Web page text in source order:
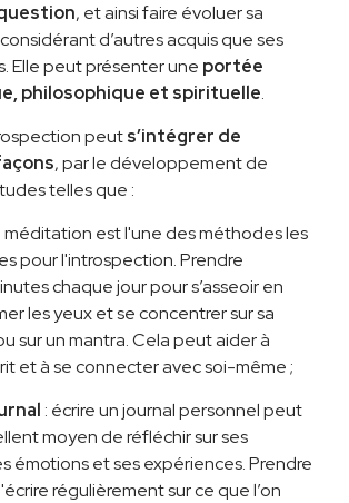
, et ainsi faire évoluer sa
d’autres acquis que ses
Elle peut présenter une portée
philosophique et spirituelle.
peuts’intégrer de
, par le développement de
telles que :
méditation est l'une des méthodes les
pour l'introspection. Prendre
chaque jour pour s’asseoir en
les yeux et se concentrer sur sa
sur un mantra. Cela peut aider à
et à se connecter avec soi-même ;
: écrire un journal personnel peut
moyen de réfléchir sur ses
émotions et ses expériences. Prendre
régulièrement sur ce que l’on